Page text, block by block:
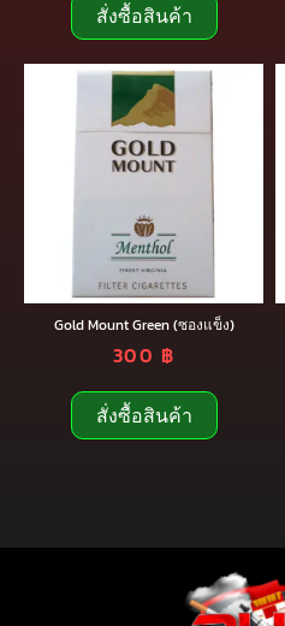
สั่งซื้อสินค้า
Gold Mount Green (ซองแข็ง)
300 ฿
สั่งซื้อสินค้า